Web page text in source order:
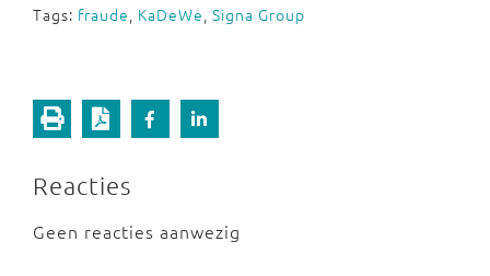
Tags: fraude, KaDeWe, Signa Group
Reacties
Geen reacties aanwezig